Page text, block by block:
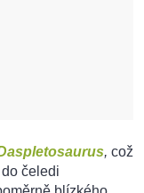
, což
čeledi